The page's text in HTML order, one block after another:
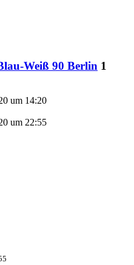
Weiß 90 Berlin 1
um 14:20
um 22:55